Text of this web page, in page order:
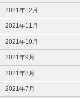
2021年12月
2021年11月
2021年10月
2021年9月
2021年8月
2021年7月